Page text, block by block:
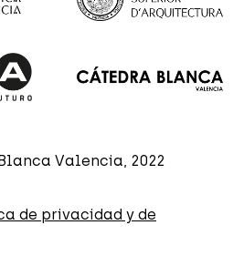
Valencia, 2022
de privacidad y de